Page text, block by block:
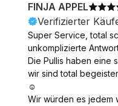
FINJA APPEL
Verifizierter
Super Service, total
unkomplizierte
Die Pullis haben eine
wir sind total
☺️
Wir würden es jedem